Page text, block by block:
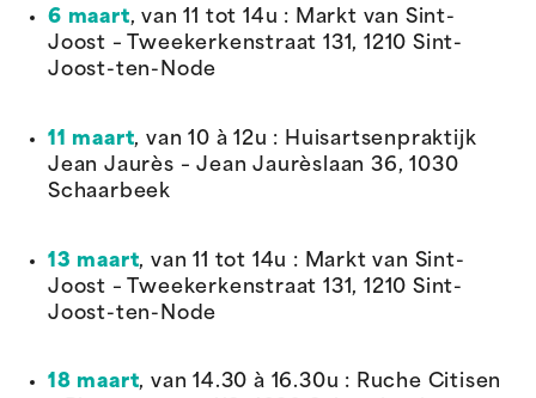
6 maart, van 11 tot 14u : Markt van Sint-
Joost – Tweekerkenstraat 131, 1210 Sint-
Joost-ten-Node
11 maart, van 10 à 12u : Huisartsenpraktijk
Jean Jaurès – Jean Jaurèslaan 36, 1030
Schaarbeek
13 maart, van 11 tot 14u : Markt van Sint-
Joost – Tweekerkenstraat 131, 1210 Sint-
Joost-ten-Node
18 maart, van 14.30 à 16.30u : Ruche Citisen